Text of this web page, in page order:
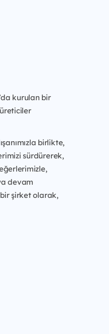
kurulan bir
birlikte,
sürdürerek,
devam
şirket olarak,